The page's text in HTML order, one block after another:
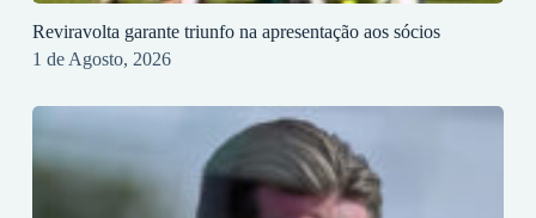
Reviravolta garante triunfo na apresentação aos sócios
1 de Agosto, 2026